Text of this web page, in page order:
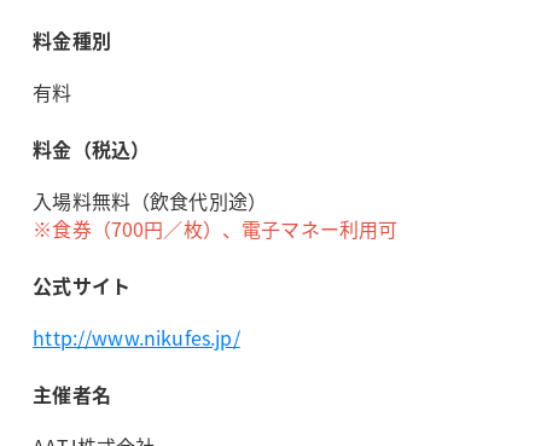
料金種別
有料
料金（税込）
入場料無料（飲食代別途）
※食券（700円／枚）、電子マネー利用可
公式サイト
http://www.nikufes.jp/
主催者名